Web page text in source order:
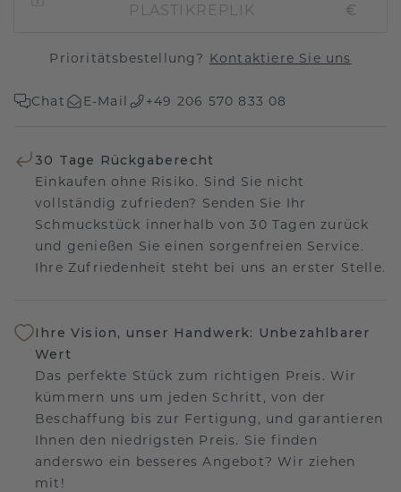
PLASTIKREPLIK
€
Prioritätsbestellung? Kontaktiere Sie uns
Chat E-Mail +49 206 570 833 08
30 Tage Rückgaberecht
Einkaufen ohne Risiko. Sind Sie nicht
vollständig zufrieden? Senden Sie Ihr
Schmuckstück innerhalb von 30 Tagen zurück
und genießen Sie einen sorgenfreien Service.
Ihre Zufriedenheit steht bei uns an erster Stelle.
Ihre Vision, unser Handwerk: Unbezahlbarer
Wert
Das perfekte Stück zum richtigen Preis. Wir
kümmern uns um jeden Schritt, von der
Beschaffung bis zur Fertigung, und garantieren
Ihnen den niedrigsten Preis. Sie finden
anderswo ein besseres Angebot? Wir ziehen
mit!